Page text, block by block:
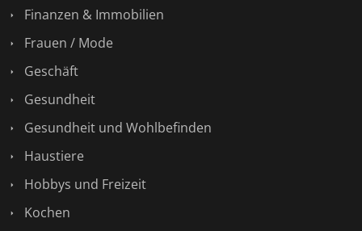
Finanzen & Immobilien
Frauen / Mode
Geschäft
Gesundheit
Gesundheit und Wohlbefinden
Haustiere
Hobbys und Freizeit
Kochen